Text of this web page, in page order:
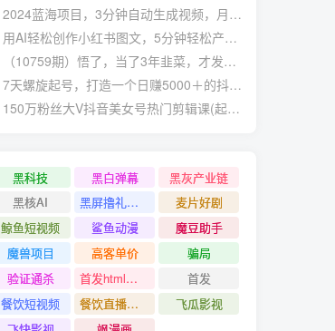
2024蓝海项目，3分钟自动生成视频，月入过万
用AI轻松创作小红书图文，5分钟轻松产出300条小红书爆款笔记！
（10759期）悟了，当了3年韭菜，才发现网赚圈年赚100万的核心是卖项目，含泪分享！
7天螺旋起号，打造一个日赚5000＋的抖音壁纸号（价值688）
150万粉丝大V抖音美女号热门剪辑课(起号 过原创 素材来源 无人直播 变现)
黑科技 黑白弹幕
黑灰产业链
黑核AI
黑屏撸礼物撸门票
麦片好剧
鲸鱼短视频
鲨鱼动漫
魔豆助手
魔兽项目
高客单价
骗局
验证通杀
首发html小霸王游戏网站搭建项目
首发
餐饮短视频
餐饮直播引流
飞瓜影视